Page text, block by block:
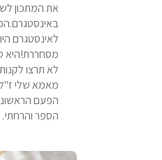
את המתכון
מסחררת!היא
לא תרצו
מאמא שלי
הפעם
הספר